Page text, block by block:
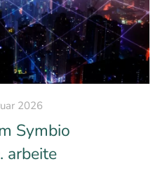
2026
Symbio
arbeite